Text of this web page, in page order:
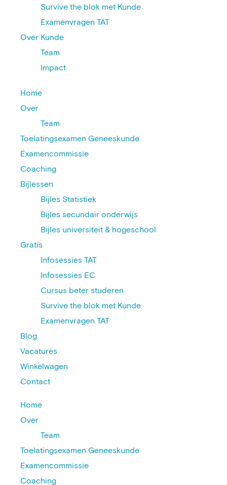
Survive the blok met Kunde
Examenvragen TAT
Over Kunde
Team
Impact
Home
Over
Team
Toelatingsexamen Geneeskunde
Examencommissie
Coaching
Bijlessen
Bijles Statistiek
Bijles secundair onderwijs
Bijles universiteit & hogeschool
Gratis
Infosessies TAT
Infosessies EC
Cursus beter studeren
Survive the blok met Kunde
Examenvragen TAT
Blog
Vacatures
Winkelwagen
Contact
Home
Over
Team
Toelatingsexamen Geneeskunde
Examencommissie
Coaching